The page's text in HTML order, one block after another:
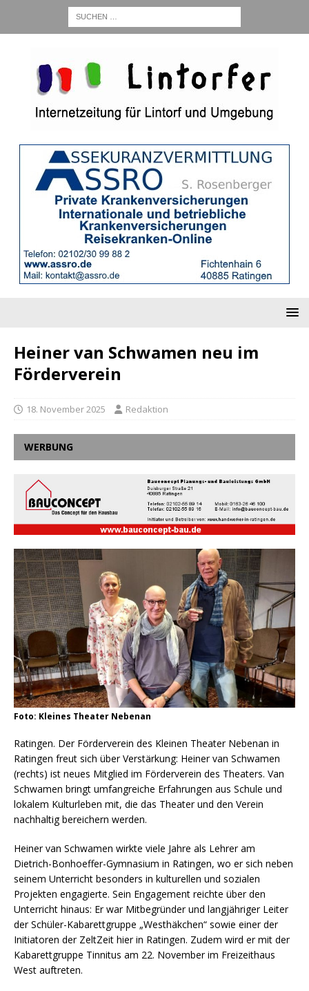
Heiner van Schwamen neu im
Förderverein
18. November 2025 Redaktion
WERBUNG
Foto: Kleines Theater Nebenan
Ratingen. Der Förderverein des Kleinen Theater Nebenan in
Ratingen freut sich über Verstärkung: Heiner van Schwamen
(rechts) ist neues Mitglied im Förderverein des Theaters. Van
Schwamen bringt umfangreiche Erfahrungen aus Schule und
lokalem Kulturleben mit, die das Theater und den Verein
nachhaltig bereichern werden.
Heiner van Schwamen wirkte viele Jahre als Lehrer am
Dietrich-Bonhoeffer-Gymnasium in Ratingen, wo er sich neben
seinem Unterricht besonders in kulturellen und sozialen
Projekten engagierte. Sein Engagement reichte über den
Unterricht hinaus: Er war Mitbegründer und langjähriger Leiter
der Schüler-Kabarettgruppe „Westhäkchen“ sowie einer der
Initiatoren der ZeltZeit hier in Ratingen. Zudem wird er mit der
Kabarettgruppe Tinnitus am 22. November im Freizeithaus
West auftreten.